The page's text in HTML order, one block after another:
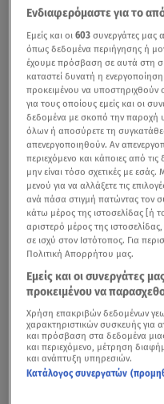
Tον 4ο αιώνα π.Χ. στην
παρατήρησε ότι πολλές
γεννήσουν πέθαιναν,
εξεταστούν από άνδρες.
Σάλος στην Κίνα:
Ενδιαφερόμαστε για το
Εμείς και οι603 συνεργάτες μας
όπως δεδομένα περιήγησης ή
έχουμε πρόσβαση σε αυτά στη
καταστεί δυνατή η
προκειμένου να υποστηριχθούν
για τους οποίους εμείς και οι
δεδομένα με σκοπό την παροχή
όλων ή αποσύρετε τη
απενεργοποιηθούν. Αν
περιεχόμενο και κάποιες από τις
μην είναι τόσο σχετικές με
μενού για να αλλάξετε τις
ανά πάσα στιγμή πατώντας τον
κάτω μέρος της ιστοσελίδας [ή
αριστερό μέρος της
σε ισχύ στον Ιστότοπος. Για
Πολιτική Απορρήτου μας.
Εμείς και οι συνεργάτες
προκειμένου να
Χρήση επακριβών δεδομένων
χαρακτηριστικών συσκευής
και πρόσβαση στα δεδομένα
και περιεχόμενο, μέτρηση
και ανάπτυξη υπηρεσιών.
Κατάλογος συνεργατών